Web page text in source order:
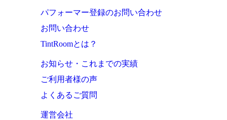
パフォーマー登録のお問い合わせ
お問い合わせ
TintRoomとは？
お知らせ・これまでの実績
ご利用者様の声
よくあるご質問
運営会社